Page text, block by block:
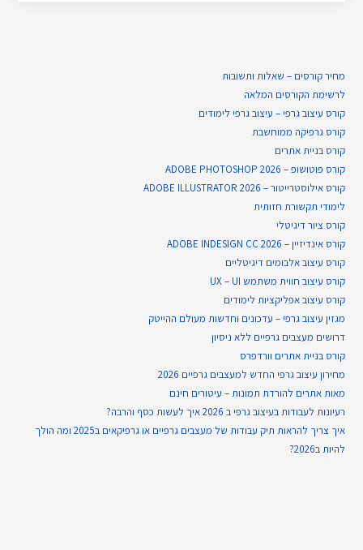
מחיר קורסים – שאלות ותשובות
לרשימת הקורסים המלאה
קורס עיצוב גרפי – עיצוב גרפי לימודים
קורס גרפיקה ממוחשבת
קורס בניית​ אתרים
קורס פוטושופ – ADOBE PHOTOSHOP 2026
קורס אילוסטרייטור – ADOBE ILLUSTRATOR 2026
לימודי תקשורת חזותית
קורס ציור דיגיטלי
קורס אינדיזיין – ADOBE INDESIGN CC 2026
קורס עיצוב אלבומים דיגיטליים
קורס עיצוב חווית משתמש UX – UI
קורס עיצוב אפליקציות לימודים
מגזין עיצוב גרפי – עדכונים וחדשות מעולם ההייטק
דרושים מעצבים גרפיים ללא ניסיון
קורס בניית אתרים וורדפרס
מחירון עיצוב גרפי החדש למעצבים גרפיים 2026
מאות אתרים להורדת תמונות – עיטורים חינם
רעיונות לעבודות בעיצוב גרפי ב 2026 איך לעשות כסף והרבה?
איך צריך להראות תיק עבודות של מעצבים גרפיים או גרפיקאים ב2025 ומה הולך
להיות ב2026?